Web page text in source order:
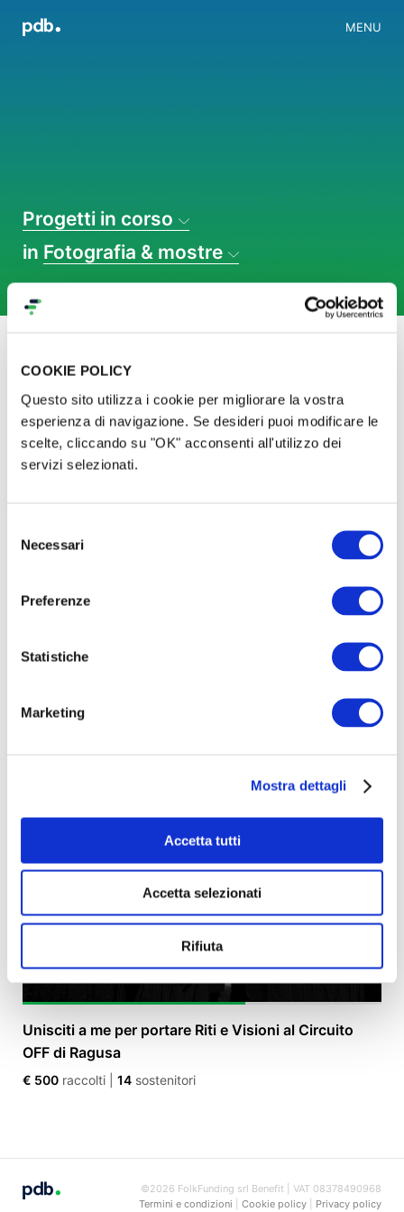
COOKIE POLICY
Questo sito utilizza i cookie per migliorare la vostra
esperienza di navigazione. Se desideri puoi modificare le
scelte, cliccando su "OK" acconsenti all'utilizzo dei
servizi selezionati.
delNecessari
Preferenze
Statistiche
Marketing
Mostra dettagli
Accetta tutti
Accetta selezionati
Rifiuta
MENU
IT
ES
Progetti in corso
in Fotografia & mostre
Progetti
€2.100
Raccolti
Guardare oltre: la visione indipendente di Opificio
Unisciti a me per portare Riti e Visioni al Circuito
OFF di Ragusa
€ 500 raccolti 14 sostenitori
©2026 FolkFunding srl Benefit | VAT 08378490968
Termini e condizioni
Cookie policy| Privacy policy